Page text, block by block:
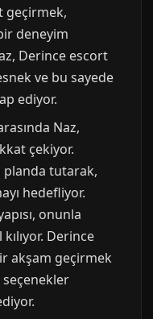
geçirmek,
deneyim
Derince escort
ve bu sayede
ediyor.
Naz,
çekiyor.
planda tutarak,
hedefliyor.
onunla
Derince
akşam geçirmek